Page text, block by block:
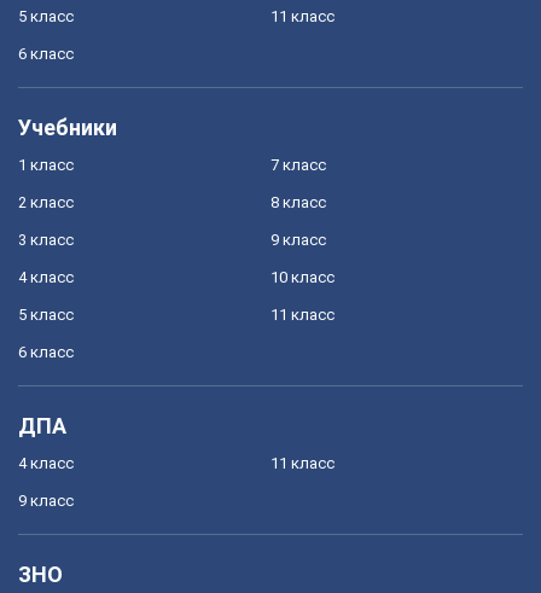
5 класс
6 класс
11 класс
Учебники
1 класс
2 класс
3 класс
4 класс
5 класс
6 класс
7 класс
8 класс
9 класс
10 класс
11 класс
ДПА
4 класс
9 класс
11 класс
ЗНО